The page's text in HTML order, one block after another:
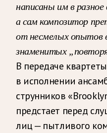
написаны им в
а сам композитор
от несмелых опытов
знаменитых
В передаче
в исполнении
струнников
предстает перед
лиц — пытливого